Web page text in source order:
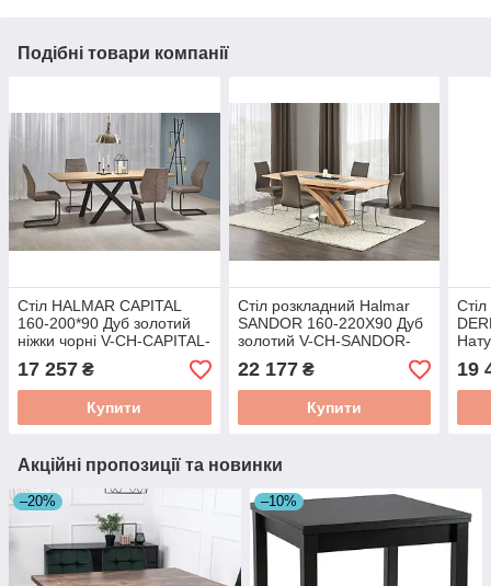
Подібні товари компанії
Стіл HALMAR CAPITAL
160-200*90 Дуб золотий
ніжки чорні V-CH-CAPITAL-
ST-160/200
17 257 ₴
Купити
Стіл розкладний Halmar
SANDOR 160-220Х90 Дуб
золотий V-CH-SANDOR-
ST-DĄB_ZŁOTY
22 177₴
Купити
19
Акційні пропозиції та новинки
–20% –10%